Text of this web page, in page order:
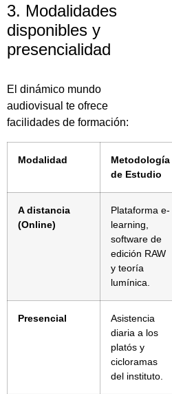
3. Modalidades
disponibles y
presencialidad
El dinámico mundo
audiovisual te ofrece
facilidades de formación:
Modalidad
Metodología
de Estudio
A distancia
(Online)
Plataforma e-
learning,
software de
edición RAW
y teoría
lumínica.
Presencial
Asistencia
diaria a los
platós y
cicloramas
del instituto.